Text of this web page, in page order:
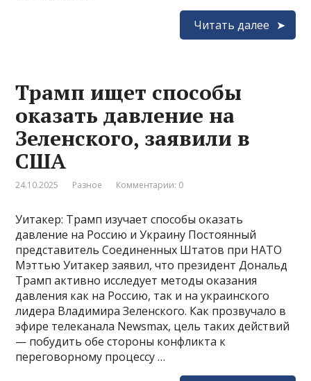
Читать далее
Трамп ищет способы
оказать давление на
Зеленского, заявили в
США
24.10.2025 Разное Комментарии: 0
Уитакер: Трамп изучает способы оказать
давление на Россию и Украину Постоянный
представитель Соединенных Штатов при НАТО
Мэттью Уитакер заявил, что президент Дональд
Трамп активно исследует методы оказания
давления как на Россию, так и на украинского
лидера Владимира Зеленского. Как прозвучало в
эфире телеканала Newsmax, цель таких действий
— побудить обе стороны конфликта к
переговорному процессу …